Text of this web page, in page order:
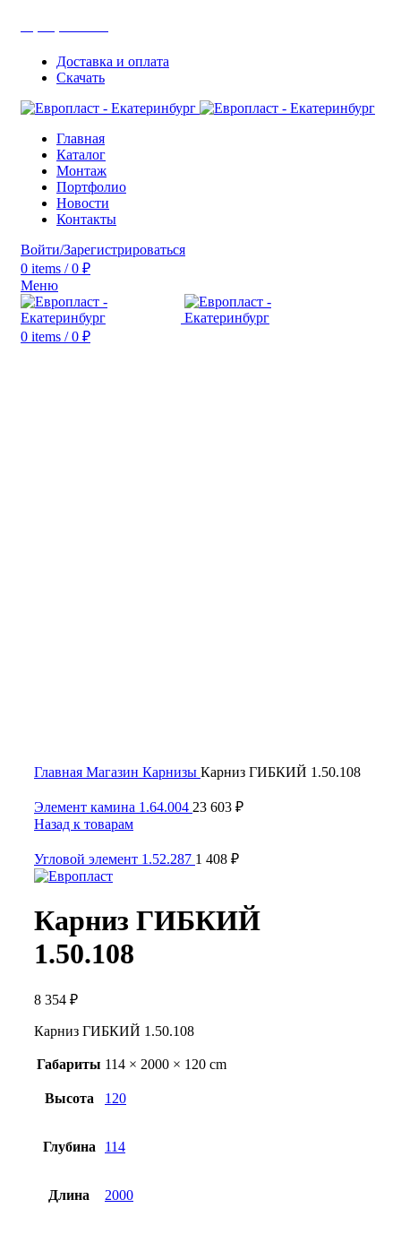
Доставка и оплата
Скачать
Главная
Каталог
Монтаж
Портфолио
Новости
Контакты
Войти/Зарегистрироваться
0 items / 0 ₽
Меню
0 items / 0 ₽
Главная Магазин Карнизы Карниз ГИБКИЙ 1.50.108
Элемент камина 1.64.004 23 603 ₽
Назад к товарам
Угловой элемент 1.52.287 1 408 ₽
Карниз ГИБКИЙ
1.50.108
8 354 ₽
Карниз ГИБКИЙ 1.50.108
Габариты 114 × 2000 × 120 cm
Высота 120
Глубина 114
Длина 2000